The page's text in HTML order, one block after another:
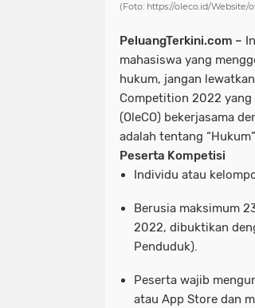
(Foto: https://oleco.id/Website/
PeluangTerkini.com –
mahasiswa yang
hukum, jangan
Competition 2022 yang
(OleCO) bekerjasama
adalah tentang
Peserta Kompetisi
Individu atau
Berusia maksimum
2022, dibuktikan
Penduduk).
Peserta wajib
atau App Store dan